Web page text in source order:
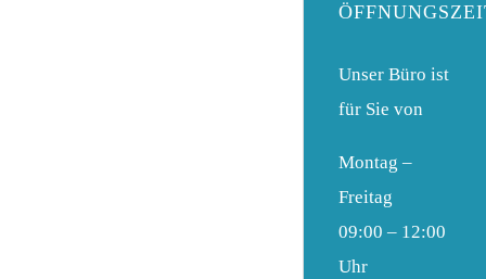
Unser Büro ist
für Sie von
Montag –
Freitag
09:00 – 12:00
Uhr